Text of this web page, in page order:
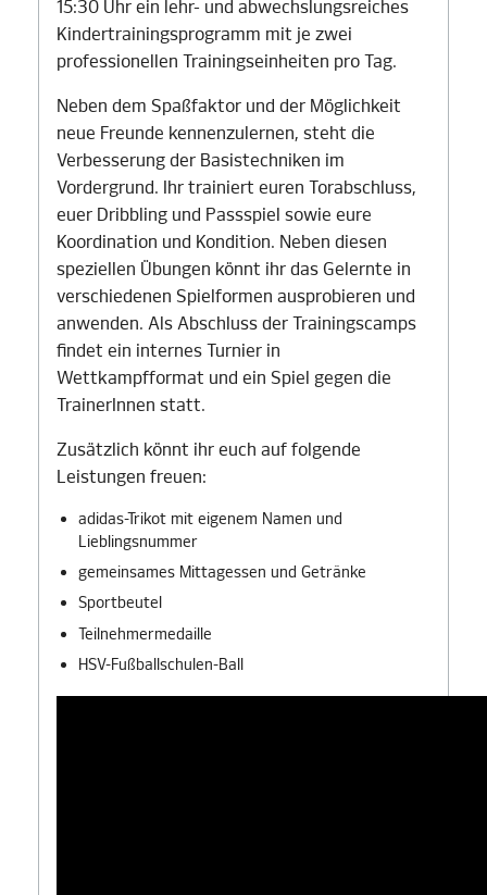
15:30 Uhr ein lehr- und abwechslungsreiches
Kindertrainingsprogramm mit je zwei
professionellen Trainingseinheiten pro Tag.
Neben dem Spaßfaktor und der Möglichkeit
neue Freunde kennenzulernen, steht die
Verbesserung der Basistechniken im
Vordergrund. Ihr trainiert euren Torabschluss,
euer Dribbling und Passspiel sowie eure
Koordination und Kondition. Neben diesen
speziellen Übungen könnt ihr das Gelernte in
verschiedenen Spielformen ausprobieren und
anwenden. Als Abschluss der Trainingscamps
findet ein internes Turnier in
Wettkampfformat und ein Spiel gegen die
TrainerInnen statt.
Zusätzlich könnt ihr euch auf folgende
Leistungen freuen:
adidas-Trikot mit eigenem Namen und
Lieblingsnummer
gemeinsames Mittagessen und Getränke
Sportbeutel
Teilnehmermedaille
HSV-Fußballschulen-Ball